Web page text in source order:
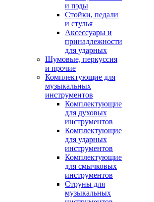
и пэды
Стойки, педали
и стулья
Аксессуары и
принадлежности
для ударных
Шумовые, перкуссия
и прочие
Комплектующие для
музыкальных
инструментов
Комплектующие
для духовых
инструментов
Комплектующие
для ударных
инструментов
Комплектующие
для смычковых
инструментов
Струны для
музыкальных